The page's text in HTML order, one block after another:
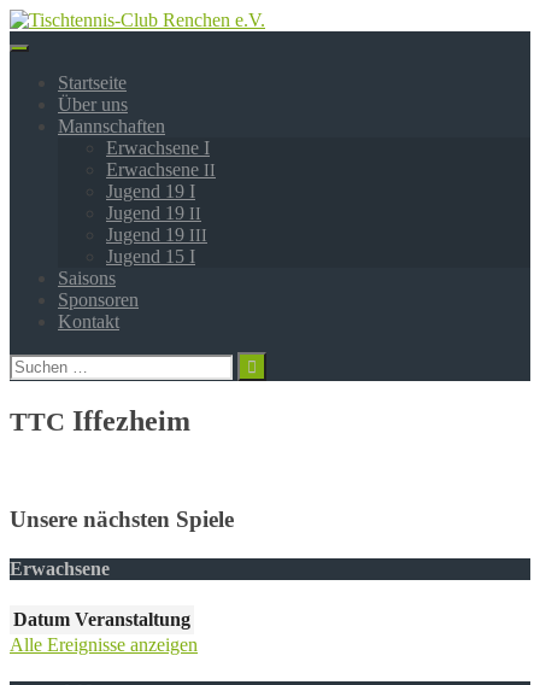
Springe
zum
Startseite
Über uns
Mannschaften
Erwachsene I
Erwachsene II
Jugend 19 I
Jugend 19 II
Jugend 19 III
Jugend 15 I
Saisons
Sponsoren
Kontakt
Suchen
nach:
TTC Iffezheim
Unsere nächsten Spiele
Erwachsene
Datum Veranstaltung
Alle Ereignisse anzeigen